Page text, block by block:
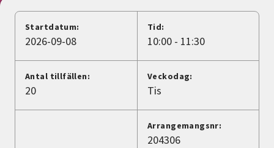
Nyheter
Avdelningar
Lyssna
Startdatum:
2026-09-08
Tid:
10:00 - 11:30
Antal tillfällen:
20
Veckodag:
Tis
Arrangemangsnr:
204306